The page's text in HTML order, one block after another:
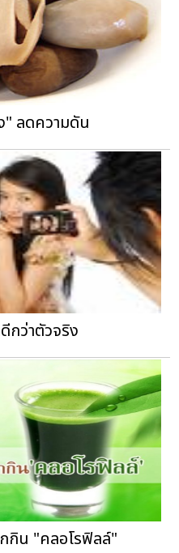
" ลดความดัน
กว่าตัวจริง
กิน "คลอโรฟิลล์"